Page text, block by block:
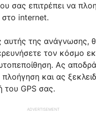
σας επιτρέπει να
internet.
αυτής της ανάγνωσης,
τον κόσμο
Ας
και ας
του GPS σας.
ADVERTISEMENT